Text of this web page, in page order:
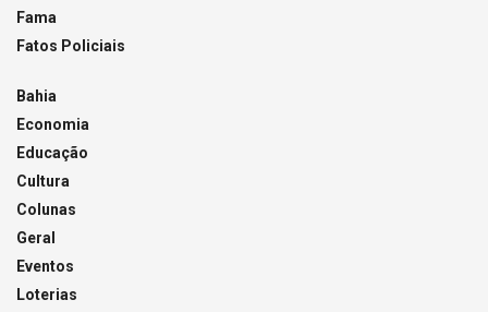
Fama
Fatos Policiais
Bahia
Economia
Educação
Cultura
Colunas
Geral
Eventos
Loterias